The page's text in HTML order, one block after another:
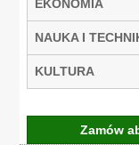
EKONOMIA
NAUKA I
KULTURA
Zamów